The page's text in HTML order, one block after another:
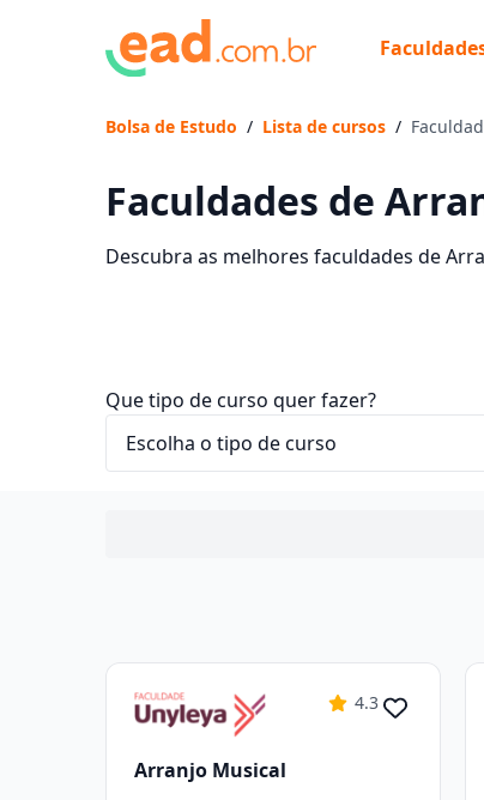
Bolsa de Estudo / Lista de cursos /
Faculdades de
Descubra as melhores faculdades de
Que tipo de curso quer fazer?
4.3
Arranjo Musical